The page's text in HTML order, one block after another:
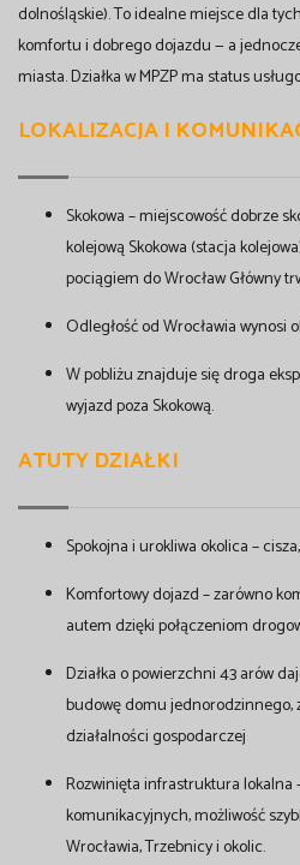
dolnośląskie). To idealne miejsce dla
komfortu i dobrego dojazdu — a
miasta. Działka w MPZP ma status
LOKALIZACJA I
Skokowa – miejscowość dobrze
kolejową Skokowa (stacja
pociągiem do Wrocław Główny
Odległość od Wrocławia wynosi
W pobliżu znajduje się droga
wyjazd poza Skokową.
ATUTY DZIAŁKI
Spokojna i urokliwa okolica –
Komfortowy dojazd – zarówno
autem dzięki połączeniom
Działka o powierzchni 43 arów
budowę domu jednorodzinnego,
działalności gospodarczej
Rozwinięta infrastruktura lokalna
komunikacyjnych, możliwość
Wrocławia, Trzebnicy i okolic.